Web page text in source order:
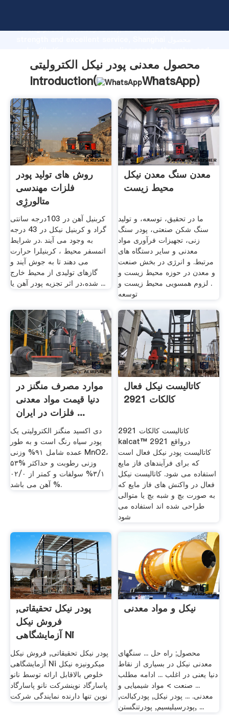
strong production capability, advanced research
bring values to all of customers.
محصول معدنی پودر نیکل الکترولیتی
Introduction(
WhatsApp)
روش های تولید پودر
فلزات مهندسی
متالورژِی
کربنیل آهن در 103درجه سانتی
گراد و کربنیل نیکل در 43 درجه
به وجود می آیند .در شرایط
اتمسفر محیط ، کربنیلرا حرارت
می دهند تا به جوش آیند و
گازهای تولیدی از محیط خارج
شده،در اثر تجزیه پودر آهن یا ...
معدن سنگ معدن نیکل
محیط زیست
ما در تحقیق، توسعه، و تولید
سنگ شکن صنعتی، پودر سنگ
زنی، تجهیزات فرآوری مواد
معدنی و سایر دستگاه های
مرتبط. و انرژی در بخش صنعت
و معدن در حوزه محیط زیست و
. لزوم همسویی محیط زیست و
توسعه
موارد مصرف منگنز در
دنیا قیمت مواد معدنی
فلزات در ایران ...
دی اکسید منگنز الکترولیتی یک
پودر سیاه رنگ است و به طور
عمده شامل ۹۱% وزنی MnO2،
۵۳% وزنی رطوبت و حداکثر
۳/۱% سولفات و کمتر از ۰۲/۰
% آهن می باشد.
کاتالیست نیکل فعال
کالکات 2921
کاتالیست کالکات 2921
kalcat™ 2921 درواقع
کاتالیست پودر نیکل فعال است
که برای فرآیندهای فاز مایع
استفاده می شود. کاتالیست نیکل
فعال در واکنش های فاز مایع که
به صورت بچ و شبه بچ یا متوالی
طراحی شده اند استفاده می
شود
پودر نیکل تحقیقاتی,
فروش نیکل
آزمایشگاهی Ni
میکرونیزه ...
پودر نیکل تحقیقاتی, فروش نیکل
آزمایشگاهی Ni میکرونیزه نیکل
خلوص بالاقابل ارائه توسط نانو
پاسارگاد نوینشرکت نانو پاسارگاد
نوین تنها دارنده نمایندگی شرکت
نیکل و مواد معدنی
محصول; راه حل ... سنگهای
معدنی نیکل در بسیاری از نقاط
دنیا یعنی در اغلب ... ادامه مطلب
... صنعت > مواد شیمیایی و
معدنی. ... پودر نیکل, پودرکبالت,
پودرسیلیسیم, پودرتنگستن, ...